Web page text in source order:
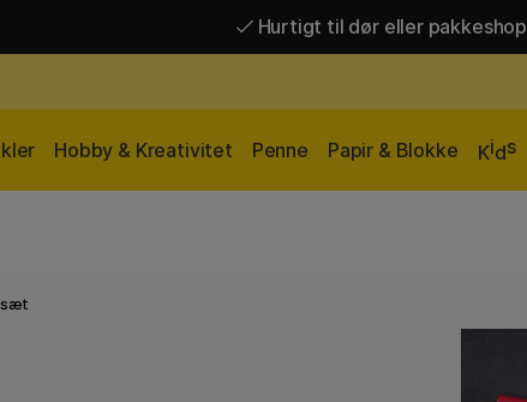
Hurtigt til dør eller pakkeshop
Hobby & Kreativitet Penne Papir & Blokke Kids
sæt